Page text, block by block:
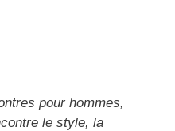
pour hommes,
le style, la